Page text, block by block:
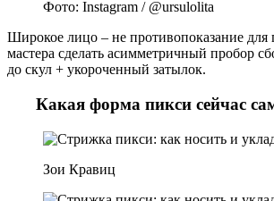
Фото: Instagram / @ursulolita
Широкое лицо – не противопоказание для
мастера сделать асимметричный пробор
до скул + укороченный затылок.
Какая форма пикси сейчас
Зои Кравиц